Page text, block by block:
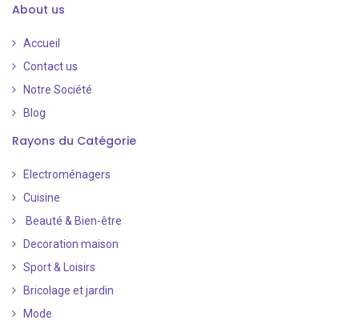
About us
Accueil
Contact us
Notre Société
Blog
Rayons du Catégorie
Electroménagers
Cuisine
Beauté & Bien-être
Decoration maison
Sport & Loisirs
Bricolage et jardin
Mode